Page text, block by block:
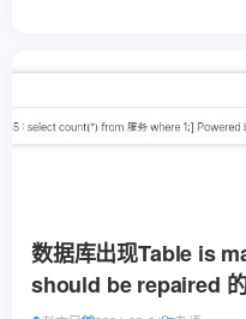
数据库出现Table is
should be repaired